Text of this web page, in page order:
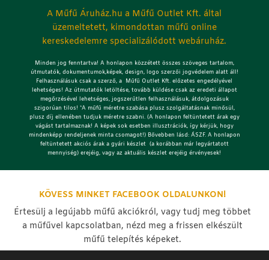
A Műfű Áruház.hu a Műfű Outlet Kft. által
üzemeltetett, kimondottan műfű online
kereskedelemre specializálódott webáruház.
Minden jog fenntartva! A honlapon közzétett összes szöveges tartalom,
útmutatók, dokumentumok,képek, design, logo szerzői jogvédelem alatt áll!
Felhasználásuk csak a szerző, a Műfű Outlet Kft. előzetes engedélyével
lehetséges! Az útmutatók letöltése, tovább küldése csak az eredeti állapot
megőrzésével lehetséges, jogszerűtlen felhasználásuk, átdolgozásuk
szigorúan tilos! *A műfű méretre szabása plusz szolgáltatásnak minősül,
plusz díj ellenében tudjuk méretre szabni. (A honlapon feltüntetett árak egy
vágást tartalmaznak! A képek sok esetben illusztrációk, így kérjük, hogy
mindenképp rendeljenek minta csomagot!) Bővebben lásd: ÁSZF. A honlapon
feltüntetett akciós árak a gyári készlet (a korábban már legyártatott
mennyiség) erejéig, vagy az aktuális készlet erejéig érvényesek!
KÖVESS MINKET FACEBOOK OLDALUNKON!
Értesülj a legújabb műfű akciókról, vagy tudj meg többet
a műfűvel kapcsolatban, nézd meg a frissen elkészült
műfű telepítés képeket.